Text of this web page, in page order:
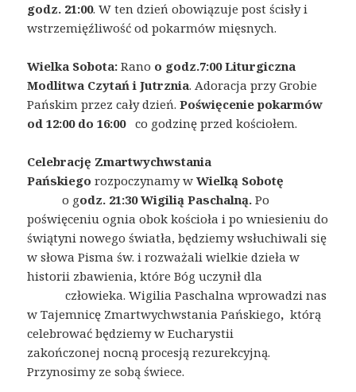
godz. 21:00. W ten dzień obowiązuje post ścisły i
wstrzemięźliwość od pokarmów mięsnych.
Wielka Sobota: Rano o godz.7:00 Liturgiczna
Modlitwa Czytań i Jutrznia. Adoracja przy Grobie
Pańskim przez cały dzień.Poświęcenie pokarmów
od 12:00 do 16:00co godzinę przed kościołem.
Celebrację Zmartwychwstania
Pańskiegorozpoczynamy wWielką Sobotę
o godz. 21:30 Wigilią Paschalną.Po
poświęceniu ognia obok kościoła i po wniesieniu do
świątyni nowego światła, będziemy wsłuchiwali się
w słowa Pisma św. i rozważali wielkie dzieła w
historii zbawienia, które Bóg uczynił dla
człowieka. Wigilia Paschalna wprowadzi nas
w Tajemnicę Zmartwychwstania Pańskiego, którą
celebrować będziemy w Eucharystii
zakończonej nocną procesją rezurekcyjną.
Przynosimy ze sobą świece.